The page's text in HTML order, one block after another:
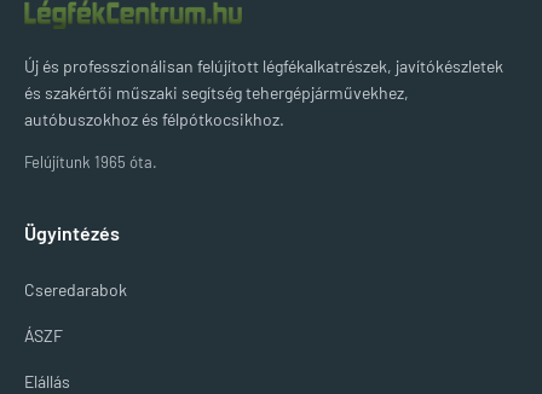
Új és professzionálisan felújított légfékalkatrészek, javítókészletek
és szakértői műszaki segítség tehergépjárművekhez,
autóbuszokhoz és félpótkocsikhoz.
Felújítunk 1965 óta.
Ügyintézés
Cseredarabok
ÁSZF
Elállás